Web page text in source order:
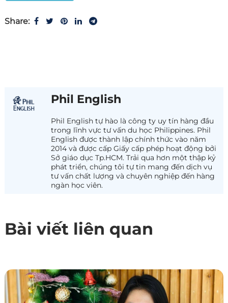
Share:
Phil English
Phil English tự hào là công ty uy tín hàng đầu
trong lĩnh vực tư vấn du học Philippines. Phil
English được thành lập chính thức vào năm
2014 và được cấp Giấy cấp phép hoạt động bởi
Sở giáo dục Tp.HCM. Trải qua hơn một thập kỷ
phát triển, chúng tôi tự tin mang đến dịch vụ
tư vấn chất lượng và chuyên nghiệp đến hàng
ngàn học viên.
Bài viết liên quan